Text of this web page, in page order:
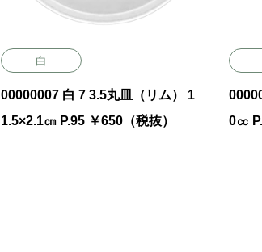
白
00000007 白 7 3.5丸皿（リム） 1
1.5×2.1㎝ P.95 ￥650（税抜）
0㏄